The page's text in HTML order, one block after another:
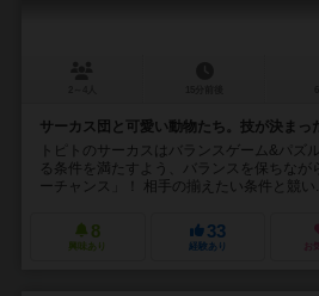
サーカス団と可愛い動物たち。技が決まっ
トピトのサーカスはバランスゲーム&パズ
る条件を満たすよう、バランスを保ちなが
ーチャンス」！ 相手の揃えたい条件と競い
8
興味あり
33
経験あり お